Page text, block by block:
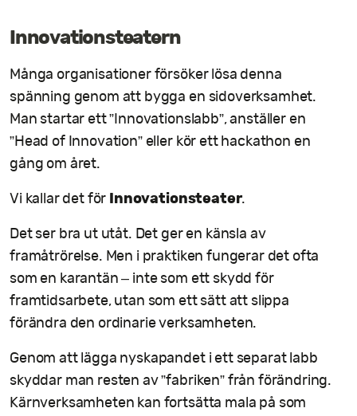
Innovationsteatern
Många organisationer försöker lösa denna
spänning genom att bygga en sidoverksamhet.
Man startar ett ”Innovationslabb”, anställer en
”Head of Innovation” eller kör ett hackathon en
gång om året.
Vi kallar det för Innovationsteater.
Det ser bra ut utåt. Det ger en känsla av
framåtrörelse. Men i praktiken fungerar det ofta
som en karantän – inte som ett skydd för
framtidsarbete, utan som ett sätt att slippa
förändra den ordinarie verksamheten.
Genom att lägga nyskapandet i ett separat labb
skyddar man resten av ”fabriken” från förändring.
Kärnverksamheten kan fortsätta mala på som